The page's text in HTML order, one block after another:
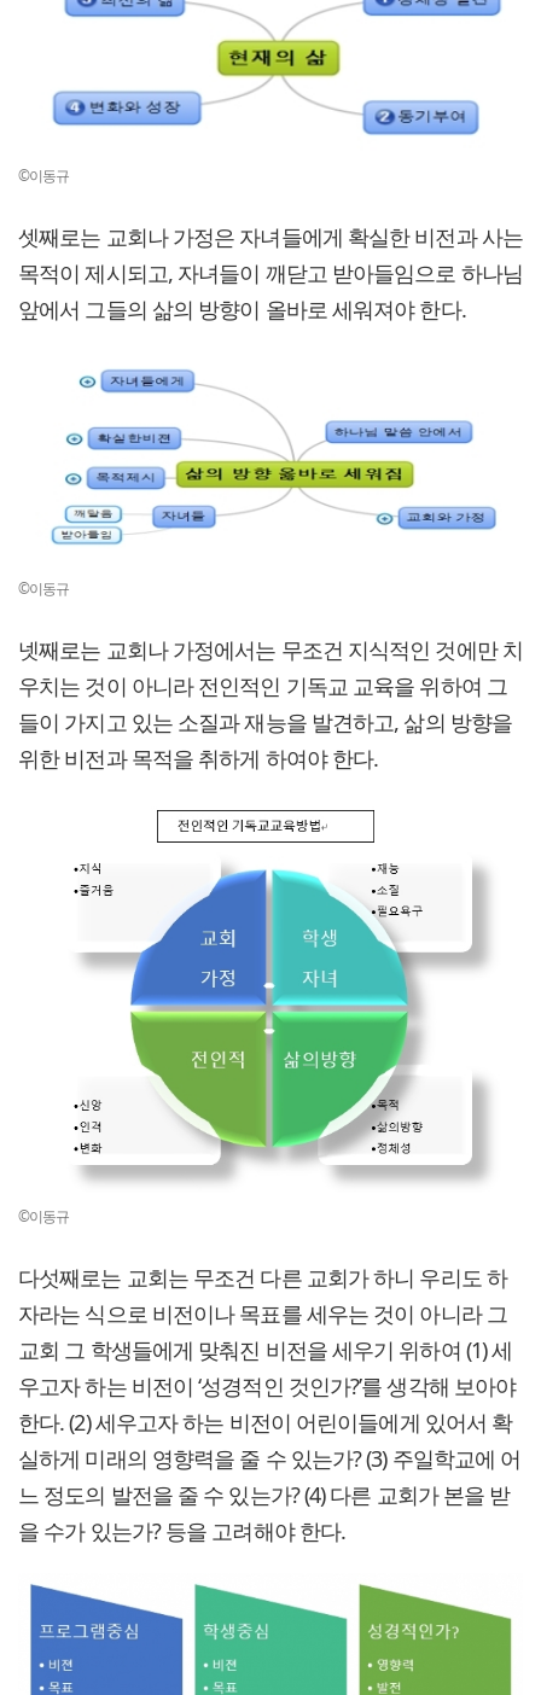
©이동규
셋째로는 교회나 가정은 자녀들에게 확실한 비전과 사는
목적이 제시되고, 자녀들이 깨닫고 받아들임으로 하나님
앞에서 그들의 삶의 방향이 올바로 세워져야 한다.
©이동규
넷째로는 교회나 가정에서는 무조건 지식적인 것에만 치
우치는 것이 아니라 전인적인 기독교 교육을 위하여 그
들이 가지고 있는 소질과 재능을 발견하고, 삶의 방향을
위한 비전과 목적을 취하게 하여야 한다.
©이동규
다섯째로는 교회는 무조건 다른 교회가 하니 우리도 하
자라는 식으로 비전이나 목표를 세우는 것이 아니라 그
교회 그 학생들에게 맞춰진 비전을 세우기 위하여 (1) 세
우고자 하는 비전이 ‘성경적인 것인가?’를 생각해 보아야
한다. (2) 세우고자 하는 비전이 어린이들에게 있어서 확
실하게 미래의 영향력을 줄 수 있는가? (3) 주일학교에 어
느 정도의 발전을 줄 수 있는가? (4) 다른 교회가 본을 받
을 수가 있는가? 등을 고려해야 한다.